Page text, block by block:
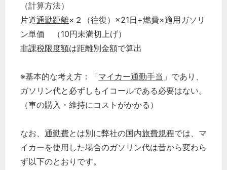
（計算方法）
片道通勤距離×２（往復）×21日÷燃費×適用ガソリ
ン単価 （10円未満切上げ）
非課税限度額は距離別金額で算出
※基本的な考え方：「マイカー通勤手当 」であり、
ガソリン代と必ずしもイコールである必要はない。
（車の購入・維持にコストがかかる）
なお、 通勤費とは別に弊社の国内旅費規程では、マ
イカーを使用した場合のガソリン代は昔から変わら
ず以下のとおりです。